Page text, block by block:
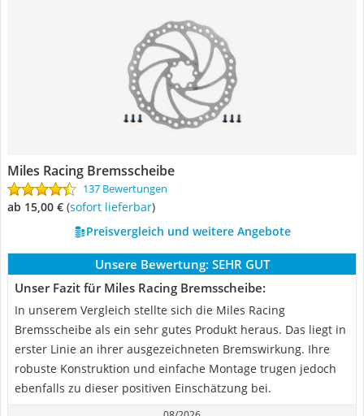
Miles Racing Bremsscheibe
137 Bewertungen
ab 15,00 € ( Sofort lieferbar)
Preisvergleich und weitere Angebote
Unsere Bewertung: SEHR GUT
Unser Fazit für Miles Racing Bremsscheibe:
In unserem Vergleich stellte sich die Miles Racing
Bremsscheibe als ein sehr gutes Produkt heraus. Das liegt in
erster Linie an ihrer ausgezeichneten Bremswirkung. Ihre
robuste Konstruktion und einfache Montage trugen jedoch
ebenfalls zu dieser positiven Einschätzung bei.